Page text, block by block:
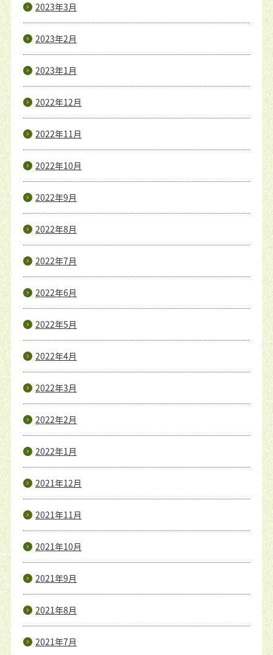
2023年3月
2023年2月
2023年1月
2022年12月
2022年11月
2022年10月
2022年9月
2022年8月
2022年7月
2022年6月
2022年5月
2022年4月
2022年3月
2022年2月
2022年1月
2021年12月
2021年11月
2021年10月
2021年9月
2021年8月
2021年7月